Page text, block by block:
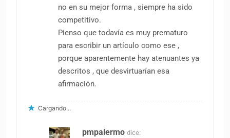
no en su mejor forma , siempre ha sido
competitivo.
Pienso que todavía es muy prematuro
para escribir un artículo como ese ,
porque aparentemente hay atenuantes ya
descritos , que desvirtuarían esa
afirmación.
Cargando...
pmpalermo dice: